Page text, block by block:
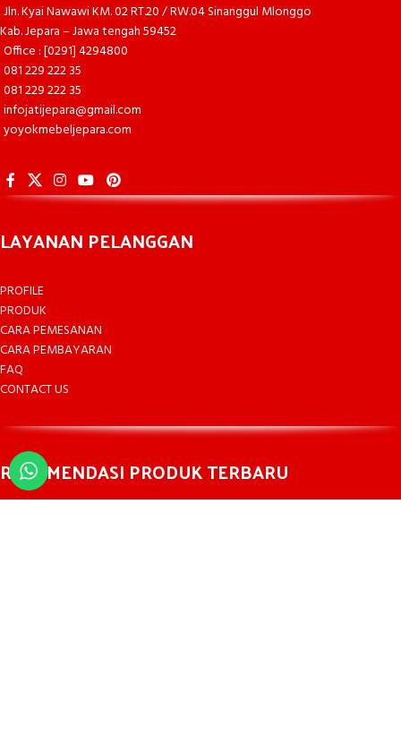
Jln. Kyai Nawawi KM. 02 RT.20 / RW.04 Sinanggul Mlonggo
Kab. Jepara – Jawa tengah 59452
Office : [0291] 4294800
081 229 222 35
081 229 222 35
infojatijepara@gmail.com
yoyokmebeljepara.com
LAYANAN PELANGGAN
PROFILE
PRODUK
CARA PEMESANAN
CARA PEMBAYARAN
FAQ
CONTACT US
REKOMENDASI PRODUK TERBARU